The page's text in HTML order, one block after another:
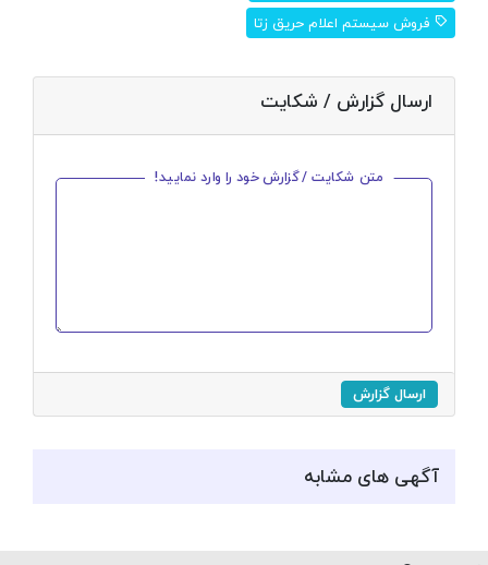
فروش سیستم اعلام حریق زتا
ارسال گزارش / شکایت
متن شکایت / گزارش خود را وارد نمایید!
ارسال گزارش
آگهی های مشابه